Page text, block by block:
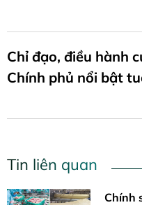
Chỉ đạo, điều hành
Chính phủ nổi bật
Tin liên quan
Chính